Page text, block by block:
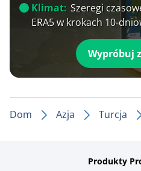
Klimat: Szeregi
ERA5 w krokach 10-
Wypróbuj
Dom Azja Turcja
Produkty